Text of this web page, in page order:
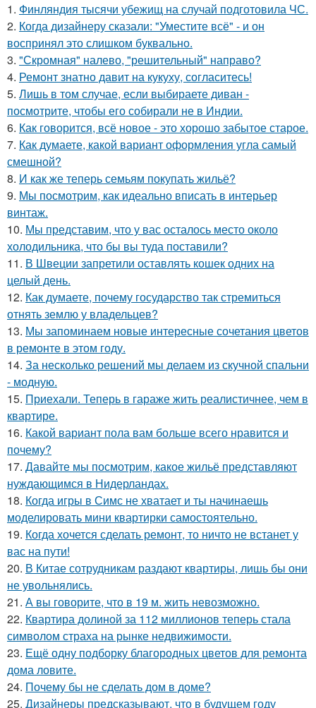
1. Финляндия тысячи убежищ на случай подготовила ЧС.
2. Когда дизайнеру сказали: "Уместите всё" - и он
воспринял это слишком буквально.
3. "Скромная" налево, "решительный" направо?
4. Ремонт знатно давит на кукуху, согласитесь!
5. Лишь в том случае, если выбираете диван -
посмотрите, чтобы его собирали не в Индии.
6. Как говорится, всё новое - это хорошо забытое старое.
7. Как думаете, какой вариант оформления угла самый
смешной?
8. И как же теперь семьям покупать жильё?
9. Мы посмотрим, как идеально вписать в интерьер
винтаж.
10. Мы представим, что у вас осталось место около
холодильника, что бы вы туда поставили?
11. В Швеции запретили оставлять кошек одних на
целый день.
12. Как думаете, почему государство так стремиться
отнять землю у владельцев?
13. Мы запоминаем новые интересные сочетания цветов
в ремонте в этом году.
14. За несколько решений мы делаем из скучной спальни
- модную.
15. Приехали. Теперь в гараже жить реалистичнее, чем в
квартире.
16. Какой вариант пола вам больше всего нравится и
почему?
17. Давайте мы посмотрим, какое жильё представляют
нуждающимся в Нидерландах.
18. Когда игры в Симс не хватает и ты начинаешь
моделировать мини квартирки самостоятельно.
19. Когда хочется сделать ремонт, то ничто не встанет у
вас на пути!
20. В Китае сотрудникам раздают квартиры, лишь бы они
не увольнялись.
21. А вы говорите, что в 19 м. жить невозможно.
22. Квартира долиной за 112 миллионов теперь стала
символом страха на рынке недвижимости.
23. Ещё одну подборку благородных цветов для ремонта
дома ловите.
24. Почему бы не сделать дом в доме?
25. Дизайнеры предсказывают, что в будущем году